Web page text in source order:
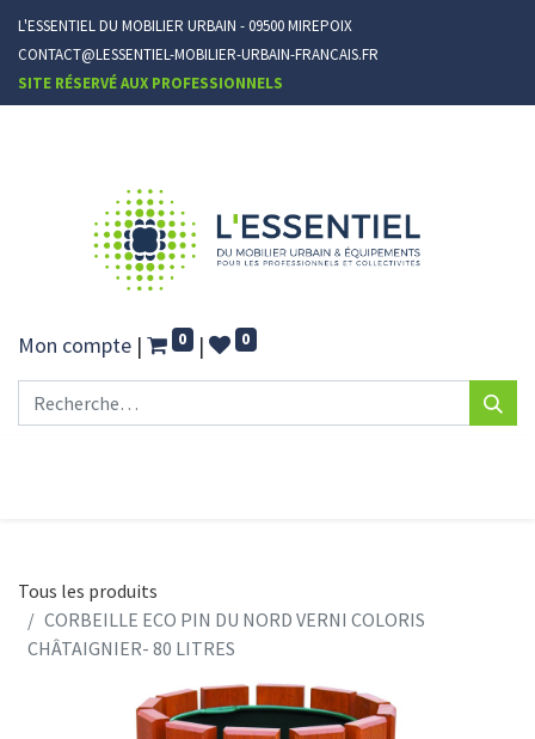
L'ESSENTIEL DU MOBILIER URBAIN - 09500 MIREPOIX
CONTACT@LESSENTIEL-MOBILIER-URBAIN-FRANCAIS.FR
SITE RÉSERVÉ AUX PROFESSIONNELS
Mon compte | 0 | 0
Tous les produits
CORBEILLE ECO PIN DU NORD VERNI COLORIS
CHÂTAIGNIER- 80 LITRES